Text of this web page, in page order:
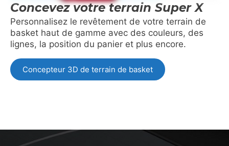
Concevez votre terrain Super X
Personnalisez le revêtement de votre terrain de
basket haut de gamme avec des couleurs, des
lignes, la position du panier et plus encore.
Concepteur 3D de terrain de basket